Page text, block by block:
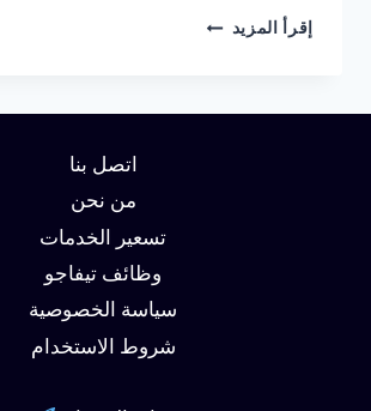
إقرأ المزيد شركة
اتصل بنا
من نحن
تسعير الخدمات
وظائف تيفاجو
سياسة الخصوصية
شروط الاستخدام